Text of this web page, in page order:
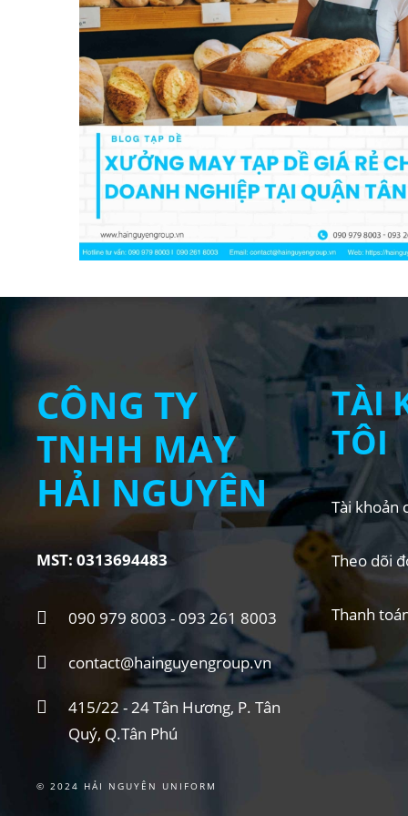
CÔNG TY
TNHH MAY
HẢI NGUYÊN
MST: 0313694483
090 979 8003 - 093 261 8003
contact@hainguyengroup.vn
415/22 - 24 Tân Hương, P. Tân
Quý, Q.Tân Phú
© 2024 HẢI NGUYÊN UNIFORM
TÀI
TÔI
Tài khoản
Theo dõi
Thanh